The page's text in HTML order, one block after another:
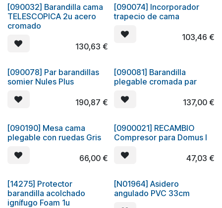
[090032] Barandilla cama
TELESCOPICA 2u acero
cromado
130,63 €
[090074] Incorporador
trapecio de cama
103,46 €
[090078] Par barandillas
somier Nules Plus
190,87 €
[090081] Barandilla
plegable cromada par
137,00€
[090190] Mesa cama
plegable con ruedas Gris
66,00€
[0900021] RECAMBIO
Compresor para Domus I
47,03 €
Oferta
[14275] Protector
barandilla acolchado
ignífugo Foam 1u
[N01964] Asidero
angulado PVC 33cm